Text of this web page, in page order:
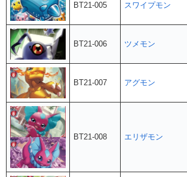
BT21-005 スワイプモン
BT21-006 ツメモン
BT21-007 アグモン
BT21-008 エリザモン